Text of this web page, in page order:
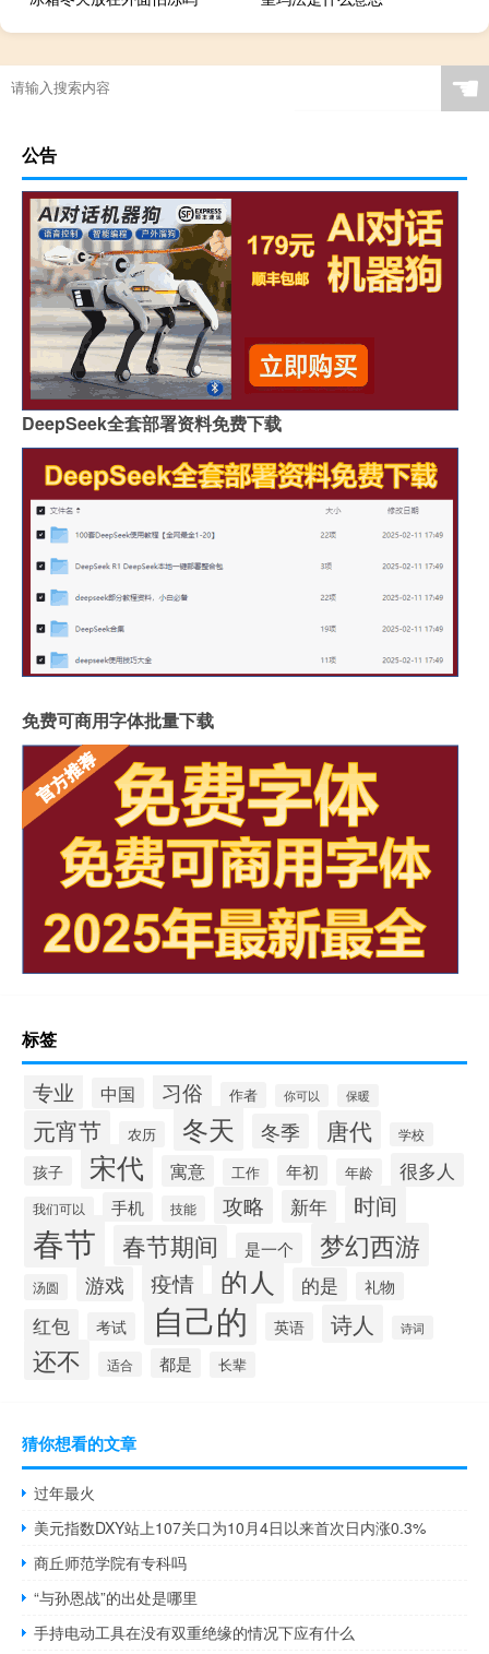
☚
公告
DeepSeek全套部署资料免费下载
免费可商用字体批量下载
标签
专业 中国 习俗 作者 你可以 保暖
元宵节 农历 冬天 冬季 唐代 学校
孩子 宋代 寓意 工作 年初 年龄 很多人
我们可以 手机 技能 攻略 新年 时间
春节 春节期间 是一个 梦幻西游
汤圆 游戏 疫情 的人 的是 礼物
红包 考试 自己的 英语 诗人 诗词
还不 适合 都是 长辈
猜你想看的文章
过年最火
美元指数DXY站上107关口为10月4日以来首次日内涨0.3%
商丘师范学院有专科吗
“与孙恩战”的出处是哪里
手持电动工具在没有双重绝缘的情况下应有什么